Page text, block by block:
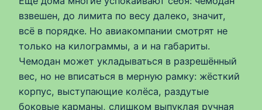
взвешен, до лимита по весу далеко, значит,
всё в порядке. Но авиакомпании смотрят не
только на килограммы, а и на габариты.
Чемодан может укладываться в разрешённый
вес, но не вписаться в мерную рамку: жёсткий
корпус, выступающие колёса, раздутые
боковые карманы, слишком выпуклая ручная